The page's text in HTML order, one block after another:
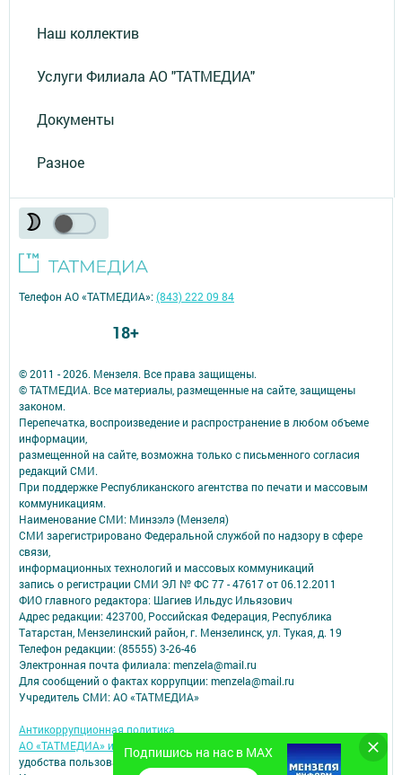
Наш коллектив
Услуги Филиала АО "ТАТМЕДИА"
Документы
Разное
Подпишись на нас в MAX
© 2011 - 2026. Мензеля. Все права защищены.
© ТАТМЕДИА. Все материалы, размещенные на сайте, защищены
законом.
Перепечатка, воспроизведение и распространение в любом объеме
информации,
размещенной на сайте, возможна только с письменного согласия
редакций СМИ.
При поддержке Республиканского агентства по печати и массовым
коммуникациям.
Наименование СМИ: Минзэлэ (Мензеля)
СМИ зарегистрировано Федеральной службой по надзору в сфере
связи,
информационных технологий и массовых коммуникаций
запись о регистрации СМИ ЭЛ № ФС 77 - 47617 от 06.12.2011
ФИО главного редактора: Шагиев Ильдус Ильязович
Адрес редакции: 423700, Российская Федерация, Республика
Татарстан, Мензелинский район, г. Мензелинск, ул. Тукая, д. 19
Телефон редакции: (85555) 3-26-46
Электронная почта филиала: menzela@mail.ru
Для сообщений о фактах коррупции: menzela@mail.ru
Учредитель СМИ: АО «ТАТМЕДИА»
Антикоррупционная политика
АО «ТАТМЕДИА» использует «cookie»
для персонализации сервисов и
удобства пользователей сайтом.
Телефон АО «ТАТМЕДИА»:(843) 222 09 84
18+